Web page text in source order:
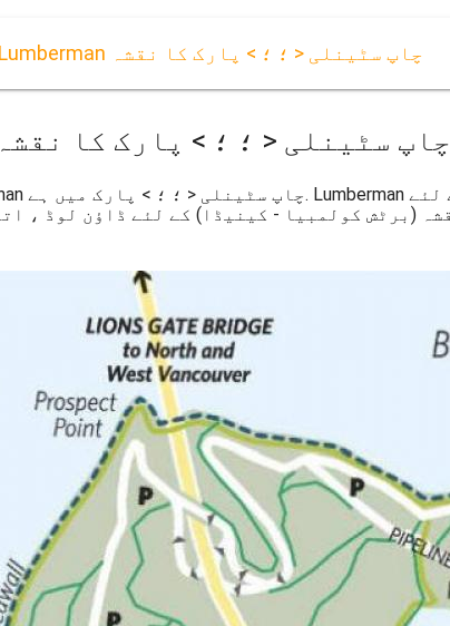
Lumberman چاپ سٹینلی < ؛ ؛ > پارک کا نقشہ
Lumberman چاپ سٹینلی < ؛ ؛ > پارک کا نقشہ